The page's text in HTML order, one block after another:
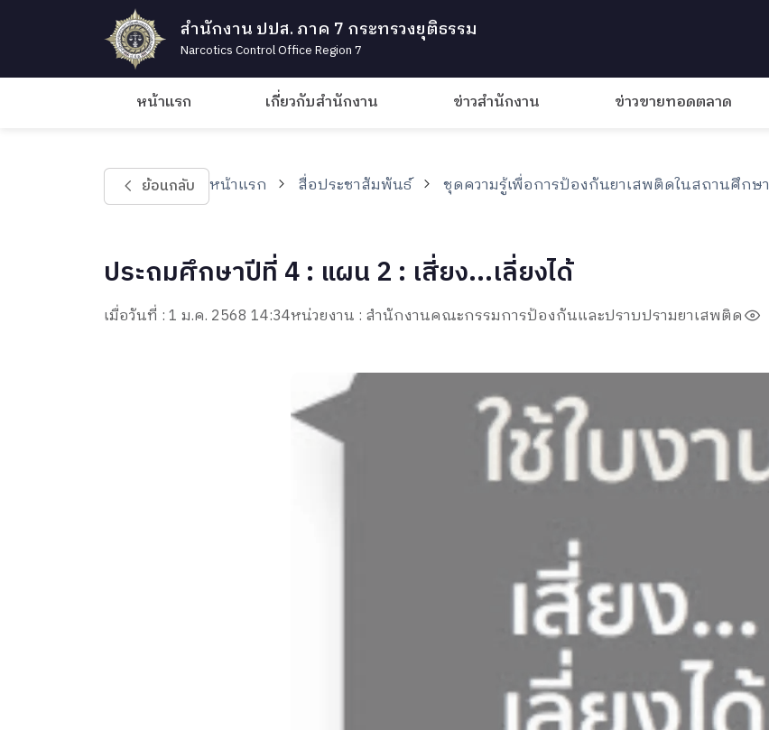
สำนักงาน ปปส. ภาค 7 กระทรวงยุติธรรม
Narcotics Control Office Region 7
หน้าแรก เกี่ยวกับสำนักงาน ข่าวสำนักงาน ข่าวขายทอดตลาด
ย้อนกลับ หน้าแรก สื่อประชาสัมพันธ์ ชุดความรู้เพื่อการป้องกันยาเสพติดในสถานศึกษา
ประถมศึกษาปีที่ 4 : แผน 2 : เสี่ยง...เลี่ยงได้
เมื่อวันที่ : 1 ม.ค. 2568 14:34หน่วยงาน : สำนักงานคณะกรรมการป้องกันและปราบปรามยาเสพติด